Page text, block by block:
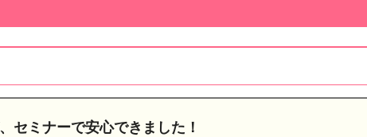
セミナーで安心できました！